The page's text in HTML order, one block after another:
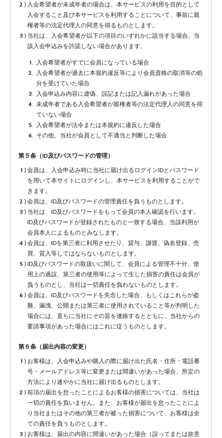
入会希望者が未成年者の場合は、本サービスの利用を目的として
入会すること及び本サービスを利用することについて、事前に親
権者等の法定代理人の同意を得るものとします。
当社は、入会希望者が以下の項目のいずれかに該当する場合、当
該入会申込みを許諾しない場合があります。
入会希望者がすでに会員になっている場合
入会希望者が過去に本規約違反等により会員資格の取消等の処
分を受けていた場合
入会申込み内容に虚偽、誤記または記入漏れがあった場合
未成年者である入会希望者が親権者等の法定代理人の同意を得
ていない場合
入会希望者が法令または本規約に違反した場合
その他、当社が会員として不適当と判断した場合
第５条（ID及びパスワードの管理）
会員は、入会申込み時に当社に届け出るログインIDとパスワード
を用いて本サイトにログインし、本サービスを利用することがで
きます。
会員は、ID及びパスワードの管理責任を負うものとします。
当社は、ID及びパスワードをもって会員の本人確認を行います。
ID及びパスワードが登録されたものと一致する場合、当該利用が
会員本人によるものとみなします。
会員は、IDを第三者に利用させたり、貸与、譲渡、偽名登録、売
買、質入等してはならないものとします。
ID及びパスワードの取扱いに関して、会員による管理不十分、使
用上の過誤、第三者の使用等によって生じた損害の責任は会員が
負うものとし、当社は一切責任を負わないものとします。
会員は、ID及びパスワードを失念した場合、もしくはこれらが盗
難、漏洩、公開または第三者に使用されていること等が判明した
場合には、直ちに当社にその旨を連絡するとともに、当社からの
要請事項があった場合にはこれに従うものとします。
第６条（届出内容の変更）
お客様は、入会申込みや購入の際に届け出た氏名・住所・電話番
号・メールアドレス等に変更または間違いがあった場合、所定の
方法により速やかに当社に届け出るものとします。
前項の届出を怠ったことによるお客様の損害については、当社は
一切の責任を負いません。また、お客様が届出を怠ったことによ
り当社またはその他の第三者が被った損害について、お客様は全
ての責任を負うものとします。
お客様は、届出の内容に間違いがあった場合（誤ってまたは故意